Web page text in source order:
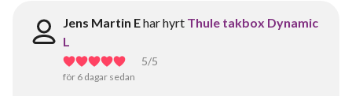
Jens Martin Ehar hyrt Thule takbox Dynamic
L
5/5
för 6 dagar sedan